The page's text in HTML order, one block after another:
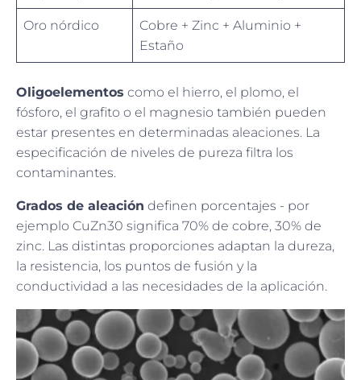
Oro nórdico
Cobre + Zinc + Aluminio +
Estaño
Oligoelementos como el hierro, el plomo, el
fósforo, el grafito o el magnesio también pueden
estar presentes en determinadas aleaciones. La
especificación de niveles de pureza filtra los
contaminantes.
Grados de aleación definen porcentajes - por
ejemplo CuZn30 significa 70% de cobre, 30% de
zinc. Las distintas proporciones adaptan la dureza,
la resistencia, los puntos de fusión y la
conductividad a las necesidades de la aplicación.